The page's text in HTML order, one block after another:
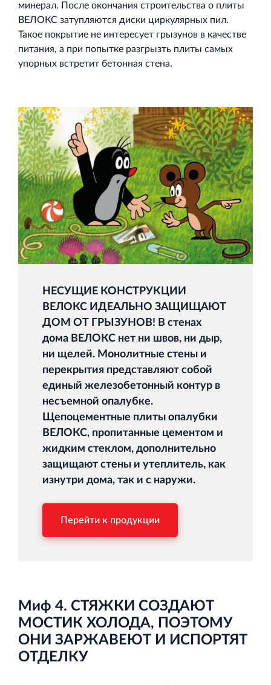
минерал. После окончания строительства о плиты
ВЕЛОКС затупляются диски циркулярных пил.
Такое покрытие не интересует грызунов в качестве
питания, а при попытке разгрызть плиты самых
упорных встретит бетонная стена.
НЕСУЩИЕ КОНСТРУКЦИИ
ВЕЛОКС ИДЕАЛЬНО ЗАЩИЩАЮТ
ДОМ ОТ ГРЫЗУНОВ! В стенах
дома ВЕЛОКС нет ни швов, ни дыр,
ни щелей. Монолитные стены и
перекрытия представляют собой
единый железобетонный контур в
несъемной опалубке.
Щепоцементные плиты опалубки
ВЕЛОКС, пропитанные цементом и
жидким стеклом, дополнительно
защищают стены и утеплитель, как
изнутри дома, так и с наружи.
Перейти к продукции
Миф 4. СТЯЖКИ СОЗДАЮТ
МОСТИК ХОЛОДА, ПОЭТОМУ
ОНИ ЗАРЖАВЕЮТ И ИСПОРТЯТ
ОТДЕЛКУ